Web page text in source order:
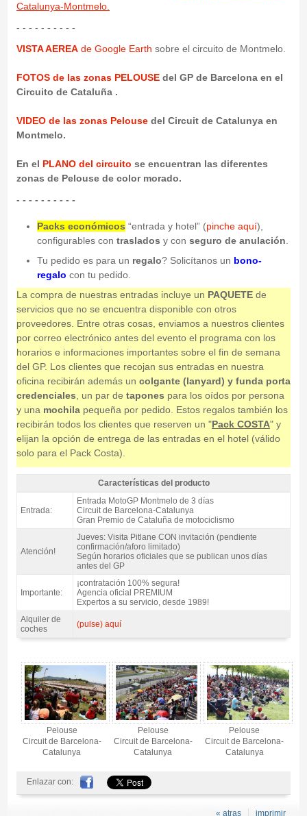
Catalunya-Montmelo.
- - - - - - - - - -
VISTA AEREAde Google Earth sobre el circuito de Montmelo.
FOTOS de las zonas PELOUSEdel GP de Barcelona en el
Circuito de Cataluña .
VIDEO de las zonas Pelousedel Circuit de Catalunya en
Montmelo.
En el PLANO del circuito se encuentran las diferentes
zonas de Pelouse de color morado.
- - - - - - - - - -
Packs económicos “entrada y hotel” (pinche aquí),
configurables con traslados y con seguro de anulación
Tu pedido es para un regalo? Solicítanos un bono-
regalo con tu pedido.
La compra de nuestras entradas incluye un PAQUETEde
servicios que no se encuentra disponible con otros
proveedores. Entre otras cosas, enviamos a nuestros clientes
por correo electrónico antes del evento el programa con los
horarios e informaciones importantes sobre el fin de semana
del GP. Los clientes que recojan sus entradas en nuestra
oficina recibirán además un colgante (lanyard) y funda porta
credenciales , un par de tapones para los oídos por persona
y una mochilapequeña por pedido. Estos regalos también los
recibirán todos los clientes que reserven un "Pack COSTA" y
elijan la opción de entrega de las entradas en el hotel (válido
solo para el Pack Costa).
Entrada MotoGP Pelouse, GP Catalunya 2027 - Características del producto
Características del producto
Entrada:
Entrada MotoGP Montmelo de 3 días
Circuit de Barcelona-Catalunya
Gran Premio de Cataluña de motociclismo
Atención!
Jueves: Visita Pitlane CON invitación (pendiente
confirmación/aforo limitado)
Según horarios oficiales que se publican unos días
antes del GP
Importante:
¡contratación 100% segura!
Agencia oficial PREMIUM
Expertos a su servicio, desde 1989!
Alquiler de
coches
(pulse) aquí
Pelouse
Circuit de Barcelona-
Catalunya
Pelouse
Circuit de Barcelona-
Catalunya
Pelouse
Circuit de Barcelona-
Catalunya
Enlazar con:
imprimir
« atras